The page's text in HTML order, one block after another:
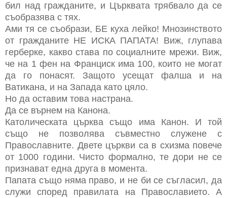
бил над гражданите, и Църквата трябвало да се
съобразява с тях.
Ами тя се съобрази, БЕ куха лейко! Мнозинството
от гражданите НЕ ИСКА ПАПАТА! Виж, глупава
герберке, какво става по социалните мрежи. Виж,
че на 1 фен на Франциск има 100, които не могат
да го понасят. Защото усещат фалша и на
Ватикана, и на Запада като цяло.
Но да оставим това настрана.
Да се върнем на Канона.
Католическата църква също има Канон. И той
също не позволява съвместно служене с
Православните. Двете църкви са в схизма повече
от 1000 години. Чисто формално, те дори не се
признават една друга в момента.
Папата също няма право, и не би се съгласил, да
служи според правилата на Православието. А